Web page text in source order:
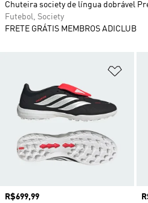
Preço
R$699,99
Chuteira society de língua dobrável
Futebol, Society
FRETE GRÁTIS MEMBROS ADICLUB